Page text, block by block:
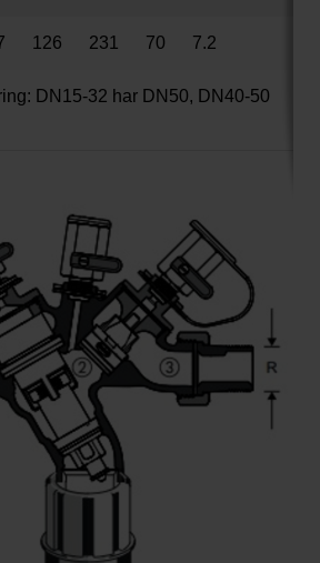
126 231 70 7.2
DN15-32 har DN50, DN40-50